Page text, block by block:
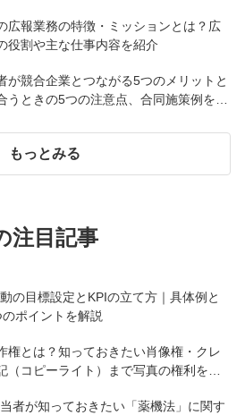
広報業務の特徴・ミッションとは？広
役割や主な仕事内容を紹介
が競合企業とつながる5つのメリットと
うときの5つの注意点、合同施策例を紹
もっとみる
注目記事
の目標設定とKPIの立て方｜具体例と
ポイントを解説
権とは？知っておきたい肖像権・クレ
（コピーライト）まで写真の権利を解
者が知っておきたい「薬機法」に関す